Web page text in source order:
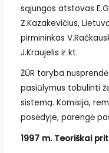
sąjungos atstovas
Z.Kazakevičius,
pirmininkas
J.Kraujelis ir kt.
ŽŪR taryba
pasiūlymus tobulinti
sistemą. Komisija,
posėdyje, parengė
1997 m. Teoriškai